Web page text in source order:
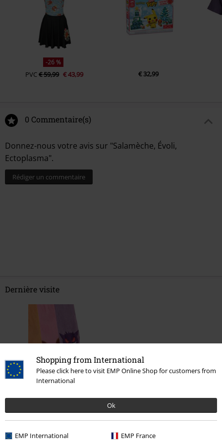
Shopping from International
Please click here to visit EMP Online Shop for customers from
International
Ok
EMP International EMP France
-26 %
PVC€ 59,99 € 43,99 € 32,99
0 Commentaire(s)
Donnez-nous votre avis sur "Salamèche, Évoli,
Ectoplasma".
Rédiger un commentaire
Dernière visite
€ 19,99
Plus de catégories. Plus d'options.